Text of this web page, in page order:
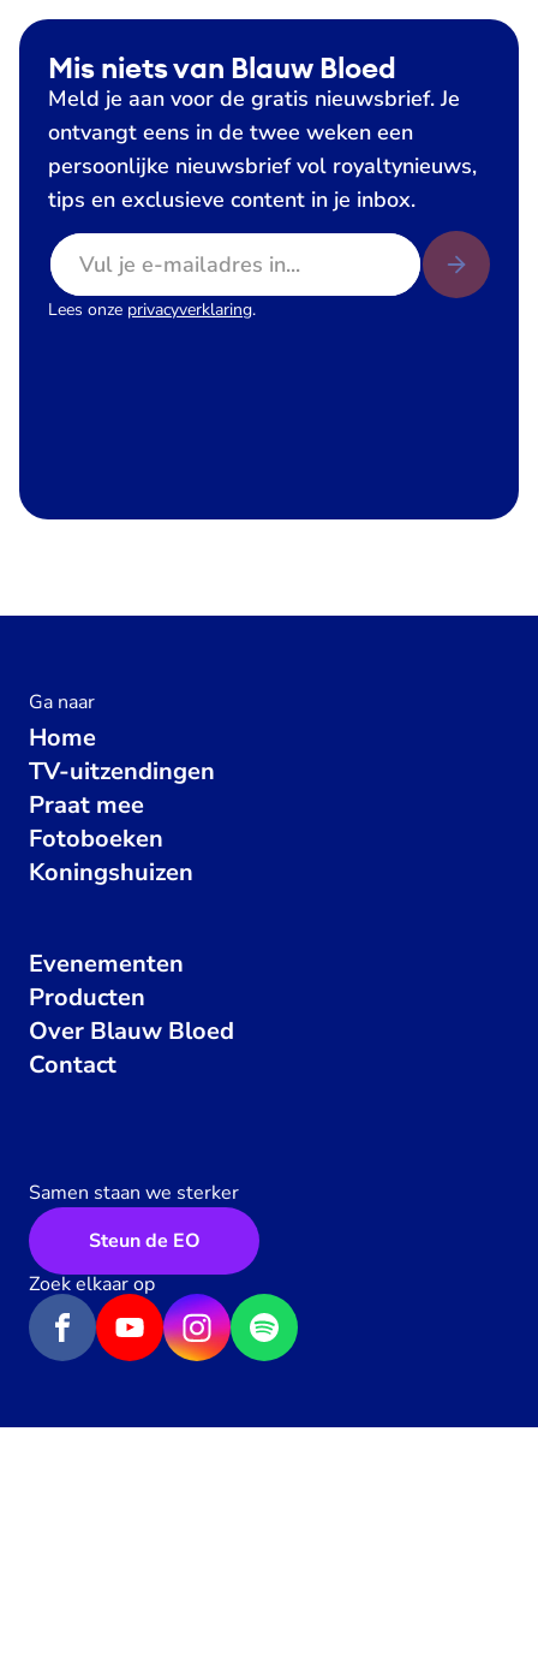
Mis niets van Blauw Bloed
Meld je aan voor de gratis nieuwsbrief. Je
ontvangt eens in de twee weken een
persoonlijke nieuwsbrief vol royaltynieuws,
tips en exclusieve content in je inbox.
E-mailadres
Lees onze privacyverklaring.
Ga naar
Home
TV-uitzendingen
Praat mee
Fotoboeken
Koningshuizen
Evenementen
Producten
Over Blauw Bloed
Contact
Samen staan we sterker
Steun de EO
Zoek elkaar op